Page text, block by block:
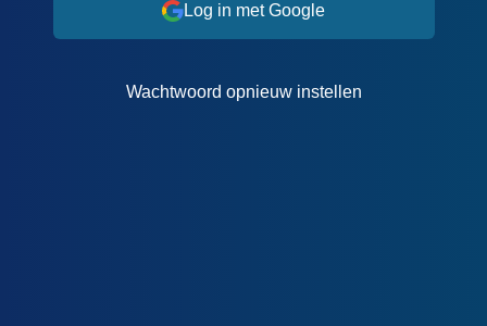
Log in met Google
Wachtwoord opnieuw instellen